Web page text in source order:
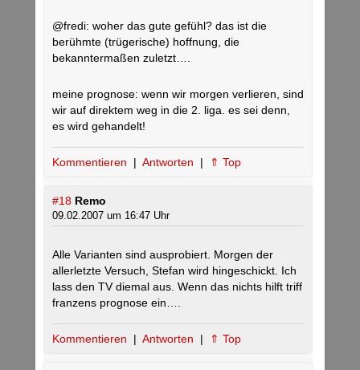
@fredi: woher das gute gefühl? das ist die
berühmte (trügerische) hoffnung, die
bekanntermaßen zuletzt….
meine prognose: wenn wir morgen verlieren, sind
wir auf direktem weg in die 2. liga. es sei denn,
es wird gehandelt!
Kommentieren | Antworten | ⇑ Top
#18 Remo
09.02.2007 um 16:47 Uhr
Alle Varianten sind ausprobiert. Morgen der
allerletzte Versuch, Stefan wird hingeschickt. Ich
lass den TV diemal aus. Wenn das nichts hilft triff
franzens prognose ein….
Kommentieren | Antworten | ⇑ Top